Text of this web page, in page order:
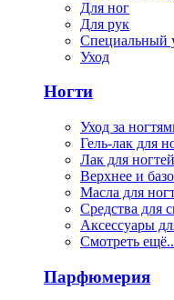
Для ног
Для рук
Специальный
Уход
Ногти
Уход за
Гель-лак для
Лак для ногтей
Верхнее и
Масла для
Средства для
Аксессуары
Смотреть
Парфюмерия